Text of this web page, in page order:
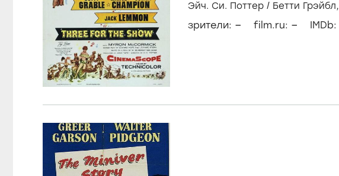
Эйч. Си. Поттер / Бетти Грэйбл,
зрители: – film.ru: – IMDb: